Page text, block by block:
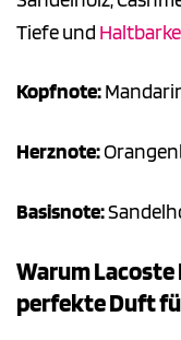
Tiefe und
Kopfnote:
Herznote:
Basisnote:
Warum Lacoste
perfekte Duft